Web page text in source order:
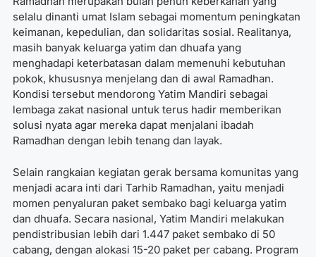
selalu dinanti umat Islam sebagai momentum peningkatan
keimanan, kepedulian, dan solidaritas sosial. Realitanya,
masih banyak keluarga yatim dan dhuafa yang
menghadapi keterbatasan dalam memenuhi kebutuhan
pokok, khususnya menjelang dan di awal Ramadhan.
Kondisi tersebut mendorong Yatim Mandiri sebagai
lembaga zakat nasional untuk terus hadir memberikan
solusi nyata agar mereka dapat menjalani ibadah
Ramadhan dengan lebih tenang dan layak.
Selain rangkaian kegiatan gerak bersama komunitas yang
menjadi acara inti dari Tarhib Ramadhan, yaitu menjadi
momen penyaluran paket sembako bagi keluarga yatim
dan dhuafa. Secara nasional, Yatim Mandiri melakukan
pendistribusian lebih dari 1.447 paket sembako di 50
cabang, dengan alokasi 15-20 paket per cabang. Program